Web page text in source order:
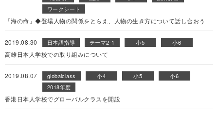
ワークシート
「海の命」◆登場人物の関係をとらえ、人物の生き方について話し合おう
2019.08.30 日本語指導 テーマ2-1 小5 小6
高雄日本人学校での取り組みについて
2019.08.07 globalclass 小4 小5
小6
2018年度
香港日本人学校でグローバルクラスを開設